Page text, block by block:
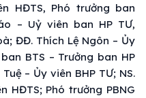
HĐTS, Phó trưởng ban
– Uỷ viên ban HP TƯ,
ĐĐ. Thích Lệ Ngôn – Ủy
BTS – Trưởng ban HP
– Ủy viên BHP TƯ; NS.
HĐTS; Phó trưởng PBNG